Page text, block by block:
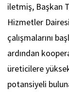
iletmiş, Başkan
Hizmetler
çalışmalarını
ardından
üreticilere
potansiyeli